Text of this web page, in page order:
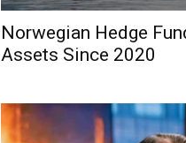
Norwegian Hedge
Assets Since 2020